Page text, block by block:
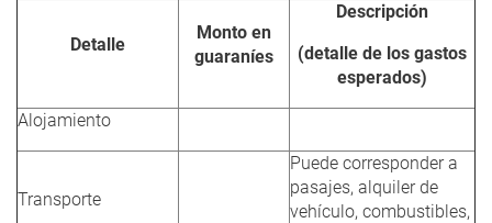
Detalle
Monto en
guaraníes
Descripción
(detalle de los gastos
esperados)
Alojamiento
Transporte
Puede corresponder a
pasajes, alquiler de
vehículo, combustibles,